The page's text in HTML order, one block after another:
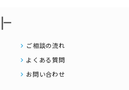
ご相談の流れ
よくある質問
お問い合わせ